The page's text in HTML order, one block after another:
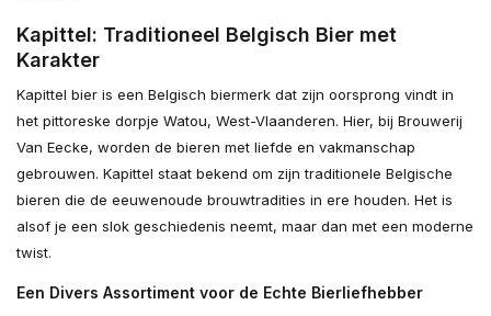
Kapittel: Traditioneel Belgisch Bier met
Karakter
Kapittel bier is een Belgisch biermerk dat zijn oorsprong vindt in
het pittoreske dorpje Watou, West-Vlaanderen. Hier, bij Brouwerij
Van Eecke, worden de bieren met liefde en vakmanschap
gebrouwen. Kapittel staat bekend om zijn traditionele Belgische
bieren die de eeuwenoude brouwtradities in ere houden. Het is
alsof je een slok geschiedenis neemt, maar dan met een moderne
twist.
Een Divers Assortiment voor de Echte Bierliefhebber